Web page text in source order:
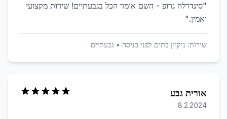
"סינדרלה גרופ - השם אומר הכל בגבעתיים! שירות מקצועי
ואמין."
שירות: ניקיון בתים לפני כניסה • גבעתיים
אורית גבע
8.2.2024